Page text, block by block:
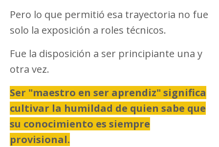
Pero lo que permitió esa trayectoria no fue
solo la exposición a roles técnicos.
Fue la disposición a ser principiante una y
otra vez.
Ser "maestro en ser aprendiz" significa
cultivar la humildad de quien sabe que
su conocimiento es siempre
provisional.